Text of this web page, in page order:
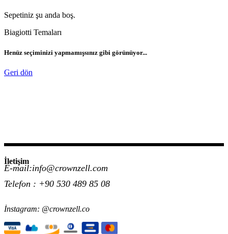
Sepetiniz şu anda boş.
Biagiotti Temaları
Henüz seçiminizi yapmamışsınız gibi görünüyor...
Geri dön
İletişim
E-mail:info@crownzell.com
Telefon : +90 530 489 85 08
İnstagram: @crownzell.co